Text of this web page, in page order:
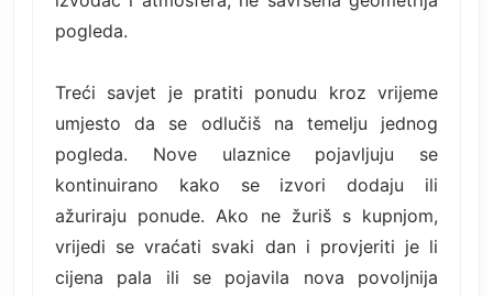
pogleda.
Treći savjet je pratiti ponudu kroz vrijeme
umjesto da se odlučiš na temelju jednog
pogleda. Nove ulaznice pojavljuju se
kontinuirano kako se izvori dodaju ili
ažuriraju ponude. Ako ne žuriš s kupnjom,
vrijedi se vraćati svaki dan i provjeriti je li
cijena pala ili se pojavila nova povoljnija